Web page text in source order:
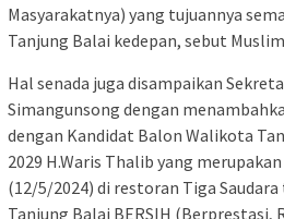
Masyarakatnya) yang tujuannya
Tanjung Balai kedepan, sebut
Hal senada juga disampaikan
Simangunsong dengan
dengan Kandidat Balon Walikota
2029 H.Waris Thalib yang
(12/5/2024) di restoran Tiga
Tanjung Balai BERSIH (Berprestasi,